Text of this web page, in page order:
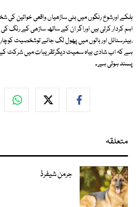
ہلکے اورشوخ رنگوں میں بنی ساڑھیاں واقعی خواتین
اہم کردار کرتی ہیں اوراگر ان کے ساتھ ساڑھی کے رنگ
،ہیئرسٹائل اور بالوں میں پھول لگ جائے توشخصیت
ہے کہ اب شادی بیاہ سمیت دیگرتقریبات میں شرکت کے
پسند ہوتی ہے۔
متعلقہ
جرمن شیفرڈ